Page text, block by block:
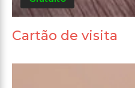
Cartão de visita